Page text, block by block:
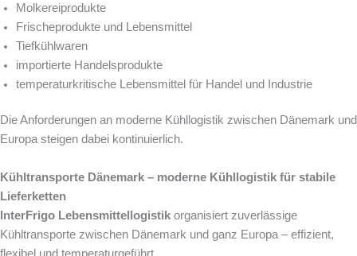
Molkereiprodukte
Frischeprodukte und Lebensmittel
Tiefkühlwaren
importierte Handelsprodukte
temperaturkritische Lebensmittel für Handel und Industrie
Die Anforderungen an moderne Kühllogistik zwischen Dänemark und
Europa steigen dabei kontinuierlich.
Kühltransporte Dänemark – moderne Kühllogistik für stabile
Lieferketten
InterFrigo Lebensmittellogistik organisiert zuverlässige
Kühltransporte zwischen Dänemark und ganz Europa – effizient,